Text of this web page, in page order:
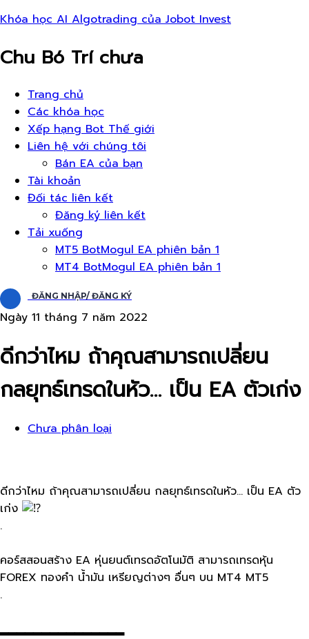
Khóa học AI Algotrading của Jobot Invest
Chu Bó Trí chưa
Thực
đơn
Trang chủ
Các khóa học
Xếp hạng Bot Thế giới
Liên hệ với chúng tôi
Bán EA của bạn
Tài khoản
Đối tác liên kết
Đăng ký liên kết
Tải xuống
MT5 BotMogul EA phiên bản 1
MT4 BotMogul EA phiên bản 1
ĐĂNG NHẬP/ ĐĂNG KÝ
Ngày 11 tháng 7 năm 2022
ดีกว่าไหม ถ้าคุณ​สามารถเปลี่ยน​
กลยุทธ์​เทรดในหัว… เป็น​ EA ตัวเก่ง​
Chưa phân loại
ดีกว่าไหม ถ้าคุณ​สามารถเปลี่ยน​ กลยุทธ์​เทรดในหัว… เป็น​ EA ตัว
เก่ง​
.
คอร์สสอนสร้าง EA หุ่นยนต์เทรดอัตโนมัติ สามารถเทรดหุ้น
FOREX ทองคำ น้ำมัน เหรียญต่างๆ อื่นๆ บน MT4 MT5
.
▂▂▂▂▂▂▂▂▂▂▂▂▂▂▂